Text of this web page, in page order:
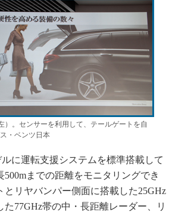
。センサーを利用して、テールゲートを自
・ベンツ日本
に運転支援システムを標準搭載して
までの距離をモニタリングでき
リヤバンパー側面に搭載した25GHz
77GHz帯の中・長距離レーダー、リ